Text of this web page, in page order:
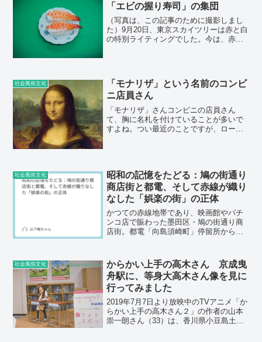
「エビの握り寿司」の集団
（写真は、この記事のために撮影しまし
た）9月20日、東京スカイツリーは赤と白
の特別ライティングでした。今は、赤と
社会風俗文化
「モナリザ」という名前のコンビ
ニ店員さん
「モナリザ」さんコンビニの店員さん
て、胸に名札を付けていることが多いで
すよね。つい最近のことですが、ローソ
社会風俗文化
昭和の記憶をたどる：鳩の街通り
商店街と都電、そして赤線が織り
なした「娯楽の街」の正体
かつての赤線地帯であり、映画館やパチ
ンコ店で賑わった墨田区・鳩の街通り商
店街。都電「向島須崎町」停留所から始
物語を紐解きます。
社会風俗文化
からかい上手の高木さん 京成曳
舟駅に、等身大高木さん像を見に
行ってみました
2019年7月7日より放映中のTVアニメ「か
らかい上手の高木さん２」の作者の山本
崇一朗さん（33）は、香川県小豆島土庄